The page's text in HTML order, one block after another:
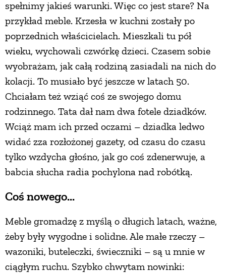
spełnimy jakieś warunki. Więc co jest stare? Na
przykład meble. Krzesła w kuchni zostały po
poprzednich właścicielach. Mieszkali tu pół
wieku, wychowali czwórkę dzieci. Czasem sobie
wyobrażam, jak całą rodziną zasiadali na nich do
kolacji. To musiało być jeszcze w latach 50.
Chciałam też wziąć coś ze swojego domu
rodzinnego. Tata dał nam dwa fotele dziadków.
Wciąż mam ich przed oczami – dziadka ledwo
widać zza rozłożonej gazety, od czasu do czasu
tylko wzdycha głośno, jak go coś zdenerwuje, a
babcia słucha radia pochylona nad robótką.
Coś nowego...
Meble gromadzę z myślą o długich latach, ważne,
żeby były wygodne i solidne. Ale małe rzeczy –
wazoniki, buteleczki, świeczniki – są u mnie w
ciągłym ruchu. Szybko chwytam nowinki: